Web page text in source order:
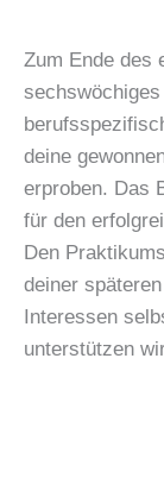
Zum Ende des
deine
erproben. Das
für den
Den
deiner
Interessen
unterstützen